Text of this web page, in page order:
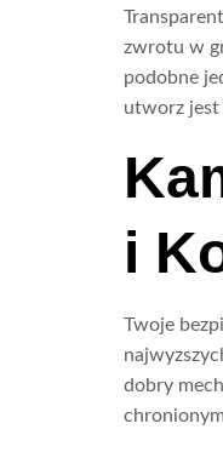
zwrotu w
podobne
utworz jest
i
Twoje
dobry